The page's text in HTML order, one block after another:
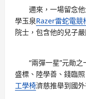
邇來，一場留念他
學玉泉Razer雷蛇電競
院士，包含他的兒子嚴
“兩彈一星”元勛之
盛標、陸學善、錢臨
工學椅濟慈推舉到國